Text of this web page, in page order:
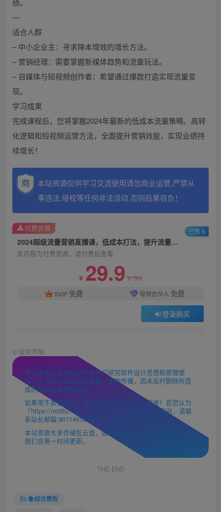
绩。
—
适合人群
– 中小企业主：寻求降本增效的增长方法。
– 营销经理：需要掌握新媒体趋势和流量玩法。
– 自媒体与短视频创作者：希望通过爆款打造实现流量变
现。
学习成果
完成课程后，您将掌握2024年最新的低成本流量策略、高转
化逻辑和短视频运营方法，全面提升营销效能，实现业绩持
续增长！
本站资源仅供学习交流使用请勿商业运营,严禁从
事违法,侵权等任何非法活动,否则后果自负！
2024超级流量营销直播课，低成本打法，提升流量转化率，案例拆解爆款
此内容为付费资源，请付费后查看
￥ 29.9￥99
SVIP 免费 导师合伙人 免费
登录购买
付费资源 已售 6
© 版权声明
本站收集的资源仅供内部学习研究软件设计思想和原理使
用，学习研究后请自觉删除，请勿传播，因未及时删除所造
成的任何后果责任自负。
如果用于其他用途，请购买正版支持作者，谢谢！若您认为
「https://mc9527.cn/」发布的内容若侵犯到您的权益，请联
系站长邮箱:907146180@qq.com 进行删除处理。
本站资源大多存储在云盘，如发现链接失效，请联系我们，
我们会第一时间更新。
THE END
📚综合教程